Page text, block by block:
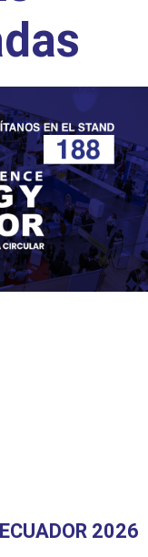
2026